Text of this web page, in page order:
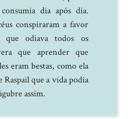
dia após dia.
conspiraram a favor
que odiava todos os
que aprender que
eram bestas, como ela
Raspail que a vida podia
assim.